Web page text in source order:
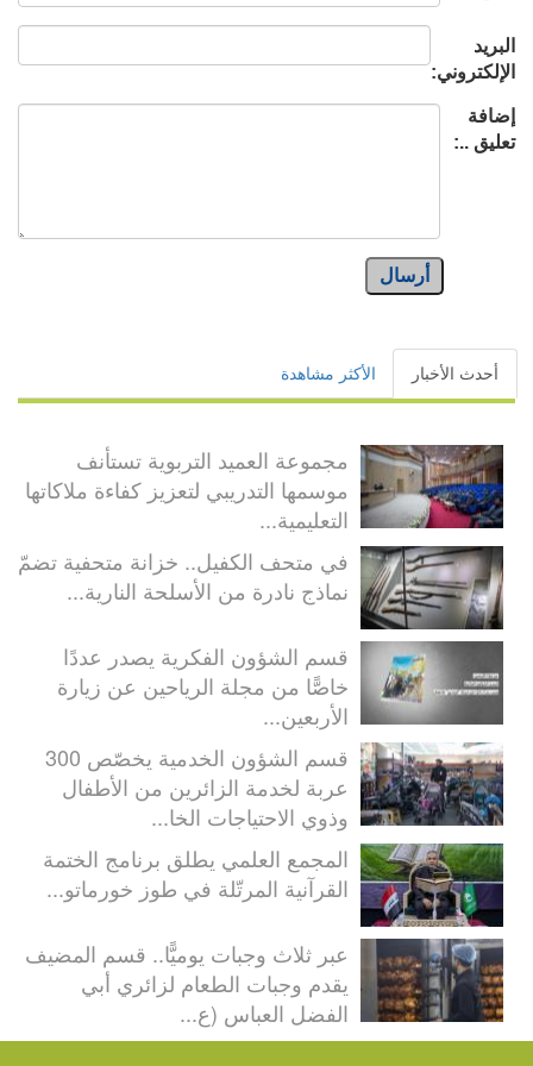
البريد
الإلكتروني:
إضافة
تعليق ..:
أرسال
أحدث الأخبار الأكثر مشاهدة
مجموعة العميد التربوية تستأنف
موسمها التدريبي لتعزيز كفاءة ملاكاتها
التعليمية...
في متحف الكفيل.. خزانة متحفية تضمّ
نماذج نادرة من الأسلحة النارية...
قسم الشؤون الفكرية يصدر عددًا
خاصًّا من مجلة الرياحين عن زيارة
الأربعين...
قسم الشؤون الخدمية يخصّص 300
عربة لخدمة الزائرين من الأطفال
وذوي الاحتياجات الخا...
المجمع العلمي يطلق برنامج الختمة
القرآنية المرتّلة في طوز خورماتو...
عبر ثلاث وجبات يوميًّا.. قسم المضيف
يقدم وجبات الطعام لزائري أبي
الفضل العباس (ع...